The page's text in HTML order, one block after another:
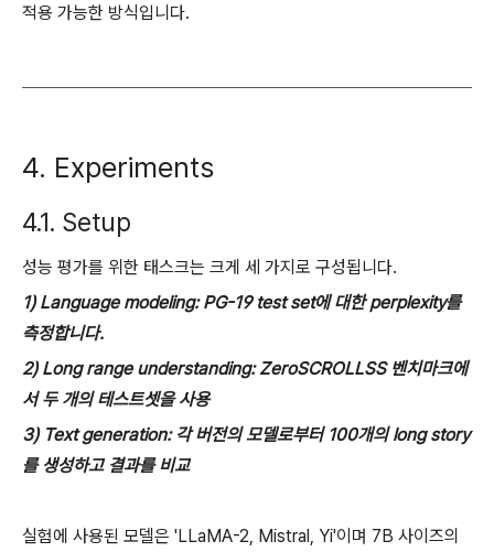
적용 가능한 방식입니다.
4. Experiments
4.1. Setup
성능 평가를 위한 태스크는 크게 세 가지로 구성됩니다.
1) Language modeling: PG-19 test set에 대한 perplexity를
측정합니다.
2) Long range understanding: ZeroSCROLLSS 벤치마크에
서 두 개의 테스트셋을 사용
3) Text generation: 각 버전의 모델로부터 100개의 long story
를 생성하고 결과를 비교
실험에 사용된 모델은 'LLaMA-2, Mistral, Yi'이며 7B 사이즈의